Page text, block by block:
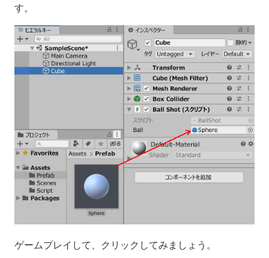
す。
ゲームプレイして、クリックしてみましょう。